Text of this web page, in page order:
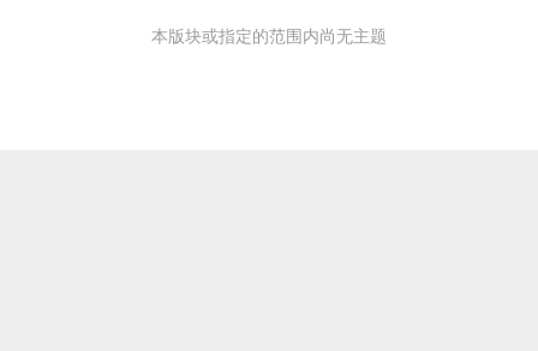
本版块或指定的范围内尚无主题